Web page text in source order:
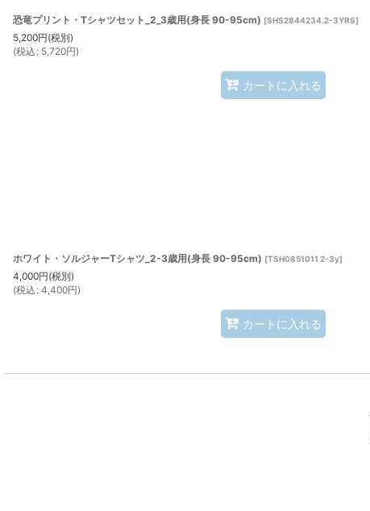
恐竜プリント・Tシャツセット_2_3歳用(身長 90-95cm) [SHS2844234.2-3YRS]
5,200円(税別)
(税込 : 5,720円)
カートに入れる
ホワイト・ソルジャーTシャツ_2-3歳用(身長 90-95cm) [TSH0851011 2-3y]
4,000円(税別)
(税込 : 4,400円)
カートに入れる